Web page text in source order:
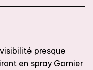
presque
en spray Garnier